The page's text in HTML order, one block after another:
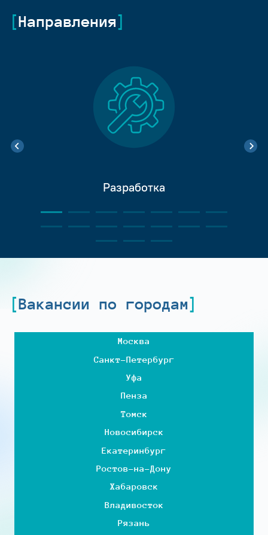
Направления
Разработка
Вакансии по городам
Москва
Санкт-Петербург
Уфа
Пенза
Томск
Новосибирск
Екатеринбург
Ростов-на-Дону
Хабаровск
Владивосток
Рязань